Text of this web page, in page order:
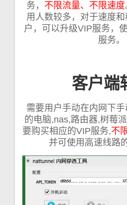
务， 不限流量、不限速度
用人数较多，对于速度
户，可以升级VIP服务，
服务。
客户端
需要用户手动在内网下
的电脑,nas,路由器,树莓
要购买相应的VIP服务,不
并可使用高速线路